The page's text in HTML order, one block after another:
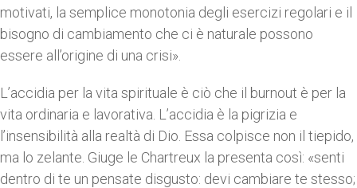
motivati, la semplice monotonia degli esercizi regolari e il
bisogno di cambiamento che ci è naturale possono
essere all’origine di una crisi».
L’accidia per la vita spirituale è ciò che il burnout è per la
vita ordinaria e lavorativa. L’accidia è la pigrizia e
l’insensibilità alla realtà di Dio. Essa colpisce non il tiepido,
ma lo zelante. Giuge le Chartreux la presenta così: «senti
dentro di te un pensate disgusto: devi cambiare te stesso;